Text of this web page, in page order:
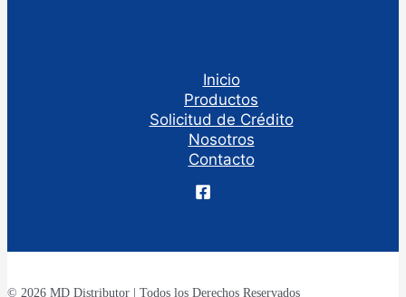
Inicio
Productos
Solicitud de Crédito
Nosotros
Contacto
© 2026 MD Distributor | Todos los Derechos Reservados